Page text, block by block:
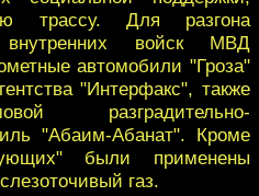
трассу. Для разгона
войск МВД
автомобили "Гроза"
"Интерфакс", также
разградительно-
"Абаим-Абанат". Кроме
были применены
газ.